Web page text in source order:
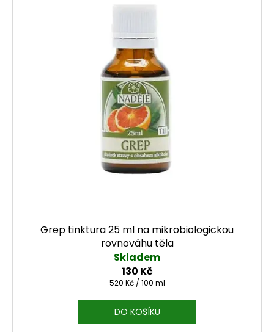
Grep tinktura 25 ml na mikrobiologickou
rovnováhu těla
Skladem
130 Kč
Měrná cena:
520 Kč / 100 ml
DO KOŠÍKU